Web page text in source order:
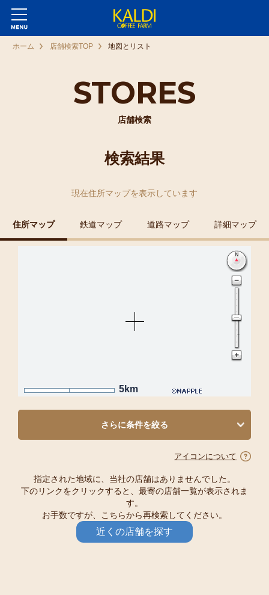
STORES
店舗検索
ホーム 店舗検索TOP 地図とリスト
検索結果
現在住所マップを表示しています
住所マップ 鉄道マップ 道路マップ 詳細マップ
5km
さらに条件を絞る
アイコンについて
指定された地域に、当社の店舗はありませんでした。
下のリンクをクリックすると、最寄の店舗一覧が表示されま
す。
お手数ですが、こちらから再検索してください。
近くの店舗を探す